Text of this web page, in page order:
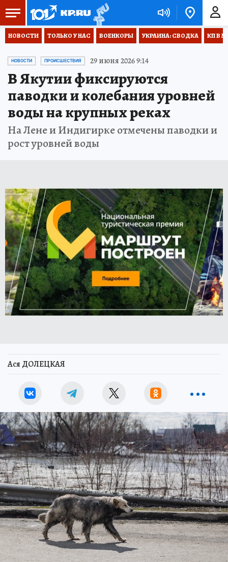
НОВОСТИ ТОЛЬКО У НАС ВОЕНКОРЫ УКРАИНА: СВОДКА КП В
НОВОСТИ ПРОИСШЕСТВИЯ 29 июня 2026 9:14
В Якутии фиксируются
паводки и колебания уровней
воды на крупных реках
На Лене и Индигирке отмечены паводки и
рост уровней воды
Ася ДОЛЕЦКАЯ